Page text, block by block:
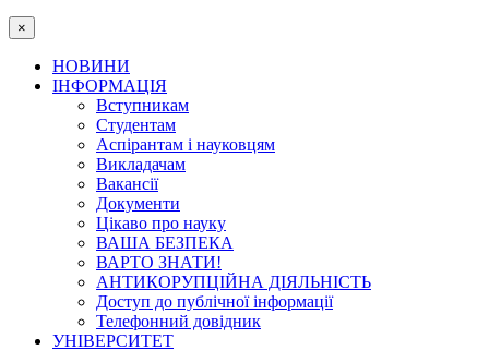
×
НОВИНИ
ІНФОРМАЦІЯ
Вступникам
Студентам
Аспірантам і науковцям
Викладачам
Вакансії
Документи
Цікаво про науку
ВАША БЕЗПЕКА
ВАРТО ЗНАТИ!
АНТИКОРУПЦІЙНА ДІЯЛЬНІСТЬ
Доступ до публічної інформації
Телефонний довідник
УНІВЕРСИТЕТ